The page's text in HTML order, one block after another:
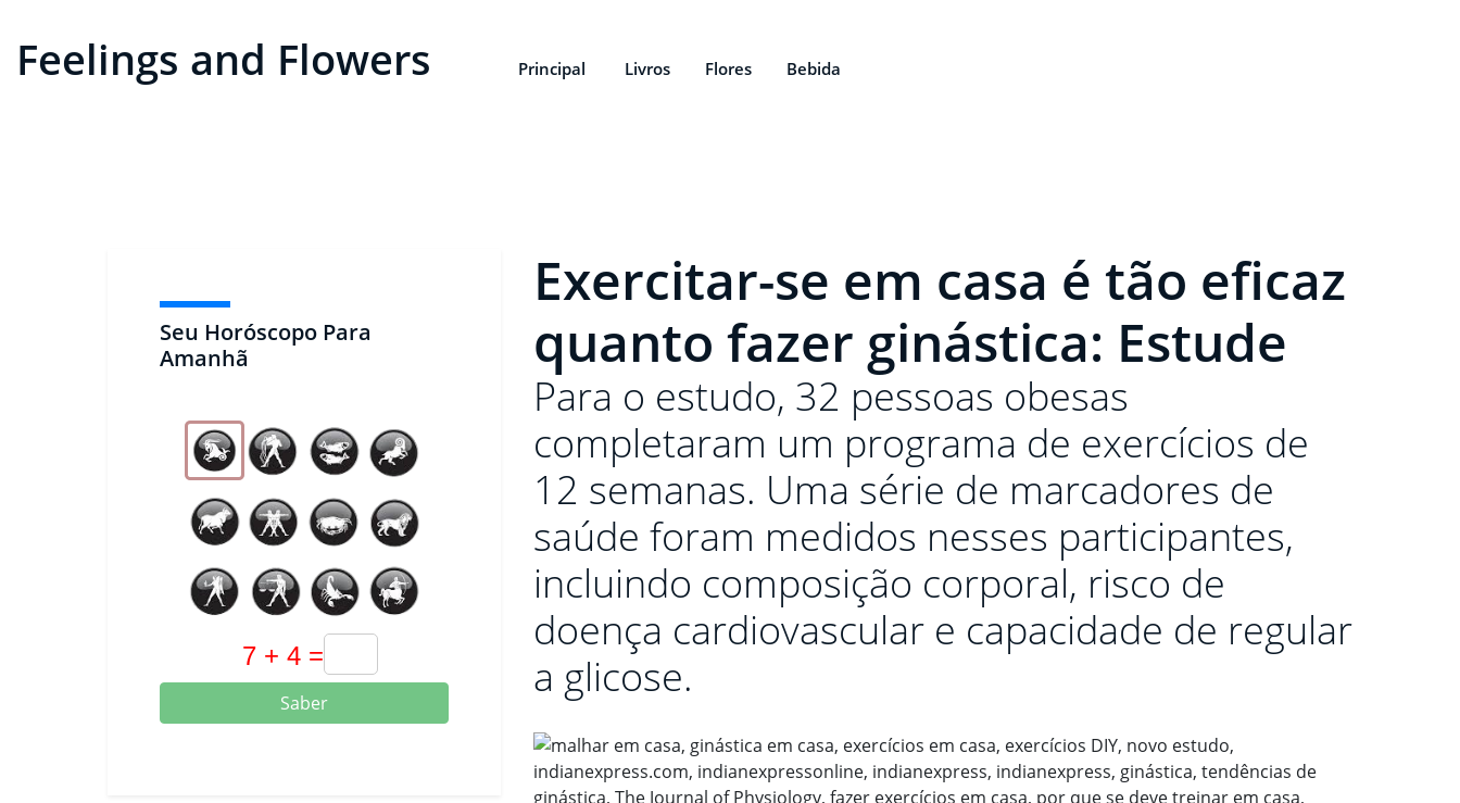
Feelings and Flowers Principal Livros Flores Bebida
Seu Horóscopo Para
Amanhã
Saber
Exercitar-se em casa é tão eficaz
quanto fazer ginástica: Estude
Para o estudo, 32 pessoas obesas
completaram um programa de exercícios de
12 semanas. Uma série de marcadores de
saúde foram medidos nesses participantes,
incluindo composição corporal, risco de
doença cardiovascular e capacidade de regular
a glicose.